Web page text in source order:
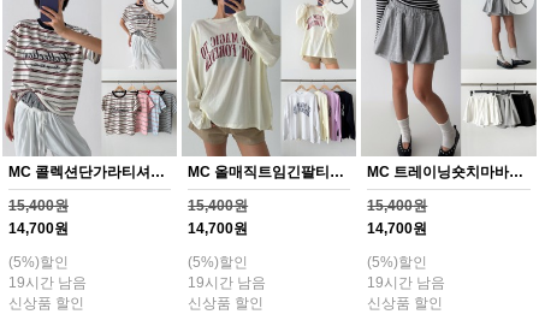
MC 콜렉션단가라티셔츠(Y372H608)
15,400원
14,700원
(5%)할인
19시간 남음
신상품 할인
MC 올매직트임긴팔티셔츠(Y373H608)
15,400원
14,700원
(5%)할인
19시간 남음
신상품 할인
MC 트레이닝숏치마바지(Y374H608)
15,400원
14,700원
(5%)할인
19시간 남음
신상품 할인